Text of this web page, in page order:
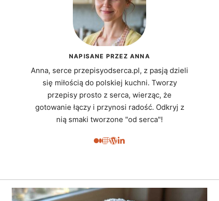
NAPISANE PRZEZ ANNA
Anna, serce przepisyodserca.pl, z pasją dzieli
się miłością do polskiej kuchni. Tworzy
przepisy prosto z serca, wierząc, że
gotowanie łączy i przynosi radość. Odkryj z
nią smaki tworzone "od serca"!